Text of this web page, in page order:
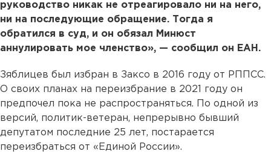
руководство никак не отреагировало ни на него,
ни на последующие обращение. Тогда я
обратился в суд, и он обязал Минюст
аннулировать мое членство», — сообщил он ЕАН.
Зяблицев был избран в Заксо в 2016 году от РППСС.
О своих планах на переизбрание в 2021 году он
предпочел пока не распространяться. По одной из
версий, политик-ветеран, непрерывно бывший
депутатом последние 25 лет, постарается
переизбраться от «Единой России».